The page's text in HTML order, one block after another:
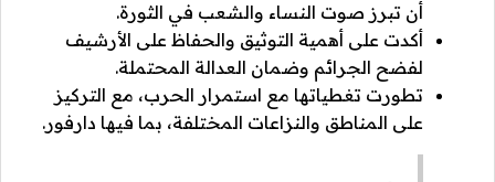
أن تبرز صوت النساء والشعب في الثورة.
أكدت على أهمية التوثيق والحفاظ على الأرشيف
لفضح الجرائم وضمان العدالة المحتملة.
تطورت تغطياتها مع استمرار الحرب، مع التركيز
على المناطق والنزاعات المختلفة، بما فيها دارفور.